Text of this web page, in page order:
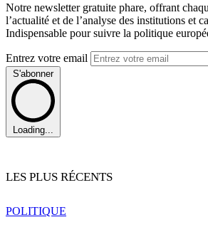
Notre newsletter gratuite phare, offrant
l’actualité et de l’analyse des institutions et
Indispensable pour suivre la politique
Entrez votre email
S'abonner
Loading...
LES PLUS RÉCENTS
POLITIQUE